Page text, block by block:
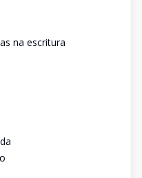
na escritura